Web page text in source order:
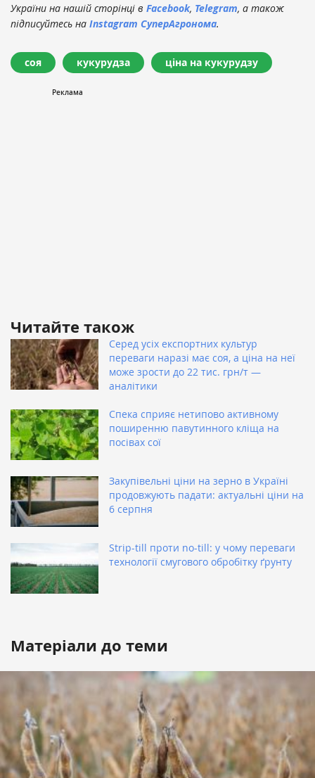
України на нашій сторінці в Facebook, Telegram, а також
підписуйтесь на Instagram СуперАгронома.
соя кукурудза ціна на кукурудзу
Читайте також
Серед усіх експортних культур
переваги наразі має соя, а ціна на неї
може зрости до 22 тис. грн/т —
аналітики
Спека сприяє нетипово активному
поширенню павутинного кліща на
посівах сої
Закупівельні ціни на зерно в Україні
продовжують падати: актуальні ціни на
6 серпня
Strip-till проти no-till: у чому переваги
технології смугового обробітку ґрунту
Матеріали до теми